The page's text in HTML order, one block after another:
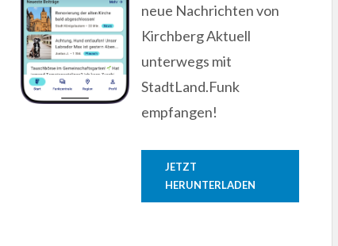
neue Nachrichten von
Kirchberg Aktuell
unterwegs mit
StadtLand.Funk
empfangen!
JETZT
HERUNTERLADEN